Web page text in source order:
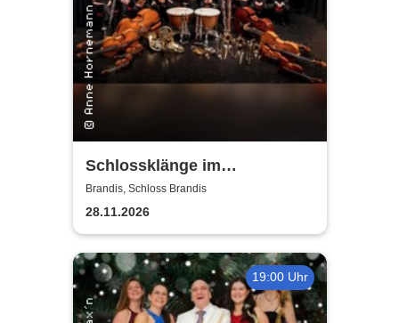
Schlossklänge im
Kerzenschein -
Adventskonzert
Brandis, Schloss Brandis
28.11.2026
19:00 Uhr